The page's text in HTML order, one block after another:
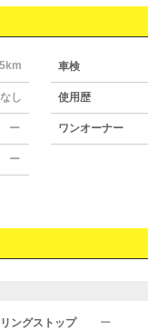
車検
なし 使用歴
ー ワンオーナー
ー
ングストップ ー